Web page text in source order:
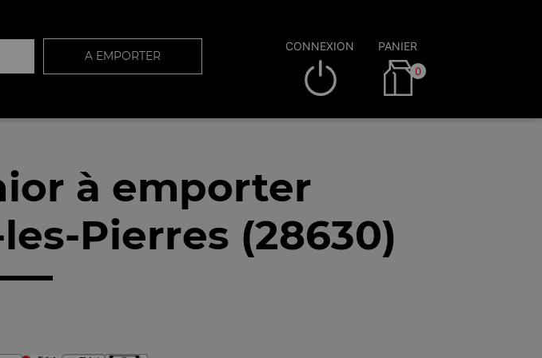
A EMPORTER
CONNEXION PANIER
0
à emporter
Pierres (28630)